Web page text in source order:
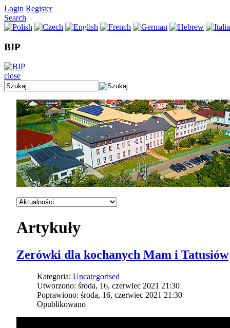
Login Register
Search
BIP
close
Artykuły
Zerówki dla kochanych Mam i Tatusiów
Kategoria:Uncategorised
Utworzono: środa, 16, czerwiec 2021 21:30
Poprawiono: środa, 16, czerwiec 2021 21:30
Opublikowano